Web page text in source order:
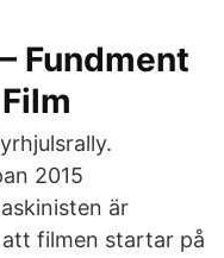
Fundment
2015
är
filmen startar på